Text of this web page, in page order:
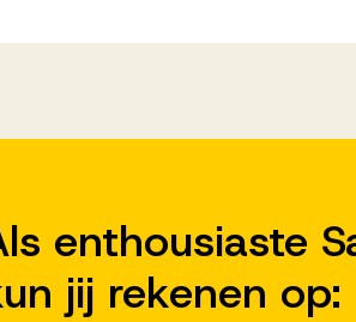
enthousiaste
jij rekenen op: